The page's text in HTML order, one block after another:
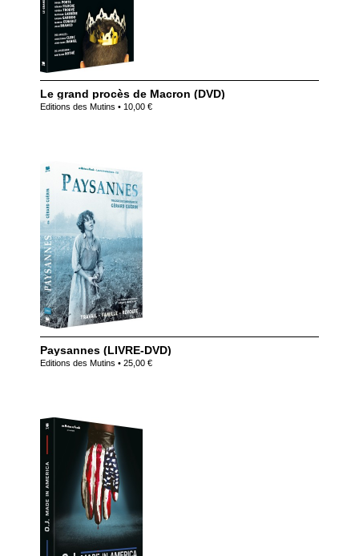
Le grand procès de Macron (DVD)
Editions des Mutins • 10,00 €
Paysannes (LIVRE-DVD)
Editions des Mutins • 25,00 €